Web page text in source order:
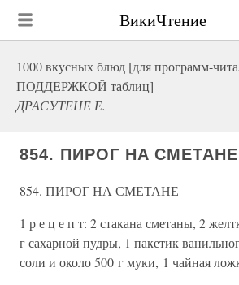
ВикиЧтение
1000 вкусных блюд [для программ-
ПОДДЕРЖКОЙ таблиц]
ДРАСУТЕНЕ Е.
854. ПИРОГ НА СМЕТАНЕ
854. ПИРОГ НА СМЕТАНЕ
1 р е ц е п т: 2 стакана сметаны, 2
г сахарной пудры, 1 пакетик
соли и около 500 г муки, 1 чайная